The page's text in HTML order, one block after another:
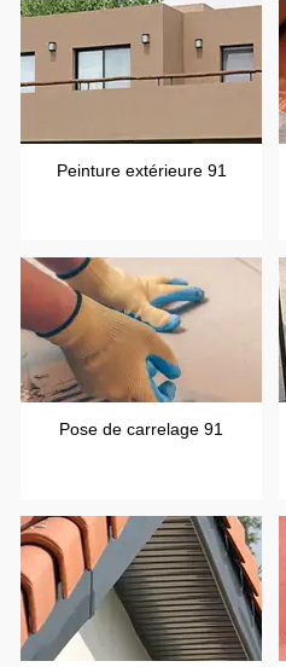
Peinture extérieure 91
Pose de carrelage 91